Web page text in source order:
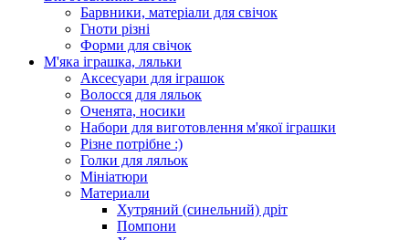
Барвники, матеріали для свічок
Гноти різні
Форми для свічок
М'яка іграшка, ляльки
Аксесуари для іграшок
Волосся для ляльок
Оченята, носики
Набори для виготовлення м'якої іграшки
Різне потрібне :)
Голки для ляльок
Мініатюри
Материали
Хутряний (синельний) дріт
Помпони